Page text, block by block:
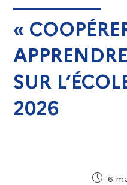
«
SUR
2026
6